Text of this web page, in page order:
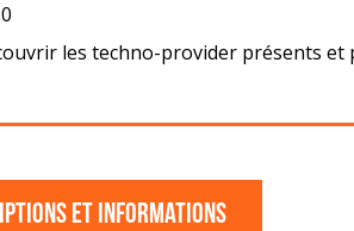
les techno-provider présents et
et informations